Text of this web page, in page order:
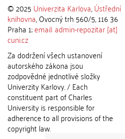
© 2025 Univerzita Karlova,Ústřední
knihovna, Ovocný trh 560/5, 116 36
Praha 1;email: admin-repozitar [at]
cuni.cz
Za dodržení všech ustanovení
autorského zákona jsou
zodpovědné jednotlivé složky
Univerzity Karlovy. / Each
constituent part of Charles
University is responsible for
adherence to all provisions of the
copyright law.